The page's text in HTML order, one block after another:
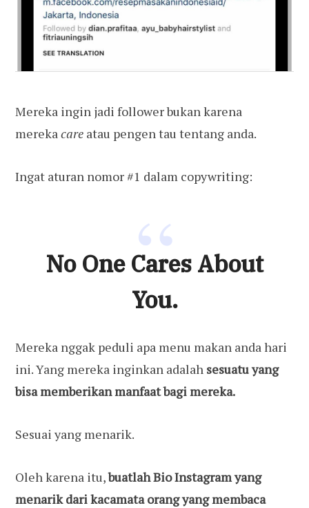
Mereka ingin jadi follower bukan karena
merekacare atau pengen tau tentang anda.
Ingat aturan nomor #1 dalam copywriting:
No One Cares About
You.
Mereka nggak peduli apa menu makan anda hari
ini. Yang mereka inginkan adalah sesuatu yang
bisa memberikan manfaat bagi mereka.
Sesuai yang menarik.
Oleh karena itu,buatlah Bio Instagram yang
menarik dari kacamata orang yang membaca